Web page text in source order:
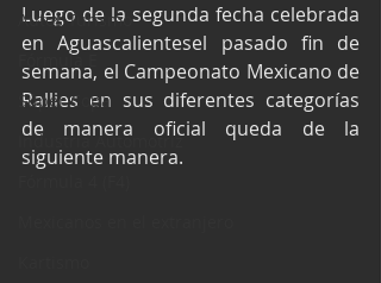
Autos Turismo
Fórmula E
Súper Copa
Industria Automotriz
Luego de la segunda fecha celebrada
en Aguascalientesel pasado fin de
semana, el Campeonato Mexicano de
Rallies en sus diferentes categorías
de manera oficial queda de la
siguiente manera.